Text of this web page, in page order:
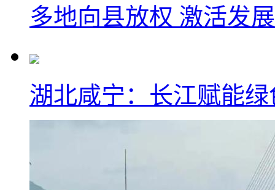
多地向县放权 激活发
湖北咸宁：长江赋能